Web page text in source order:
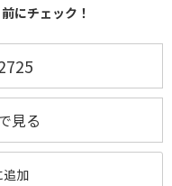
にチェック！
見る
追加